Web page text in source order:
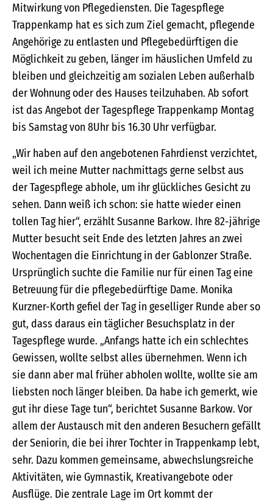
Mitwirkung von Pflegediensten. Die Tagespflege
Trappenkamp hat es sich zum Ziel gemacht, pflegende
Angehörige zu entlasten und Pflegebedürftigen die
Möglichkeit zu geben, länger im häuslichen Umfeld zu
bleiben und gleichzeitig am sozialen Leben außerhalb
der Wohnung oder des Hauses teilzuhaben. Ab sofort
ist das Angebot der Tagespflege Trappenkamp Montag
bis Samstag von 8Uhr bis 16.30 Uhr verfügbar.
„Wir haben auf den angebotenen Fahrdienst verzichtet,
weil ich meine Mutter nachmittags gerne selbst aus
der Tagespflege abhole, um ihr glückliches Gesicht zu
sehen. Dann weiß ich schon: sie hatte wieder einen
tollen Tag hier“, erzählt Susanne Barkow. Ihre 82-jährige
Mutter besucht seit Ende des letzten Jahres an zwei
Wochentagen die Einrichtung in der Gablonzer Straße.
Ursprünglich suchte die Familie nur für einen Tag eine
Betreuung für die pflegebedürftige Dame. Monika
Kurzner-Korth gefiel der Tag in geselliger Runde aber so
gut, dass daraus ein täglicher Besuchsplatz in der
Tagespflege wurde. „Anfangs hatte ich ein schlechtes
Gewissen, wollte selbst alles übernehmen. Wenn ich
sie dann aber mal früher abholen wollte, wollte sie am
liebsten noch länger bleiben. Da habe ich gemerkt, wie
gut ihr diese Tage tun“, berichtet Susanne Barkow. Vor
allem der Austausch mit den anderen Besuchern gefällt
der Seniorin, die bei ihrer Tochter in Trappenkamp lebt,
sehr. Dazu kommen gemeinsame, abwechslungsreiche
Aktivitäten, wie Gymnastik, Kreativangebote oder
Ausflüge. Die zentrale Lage im Ort kommt der